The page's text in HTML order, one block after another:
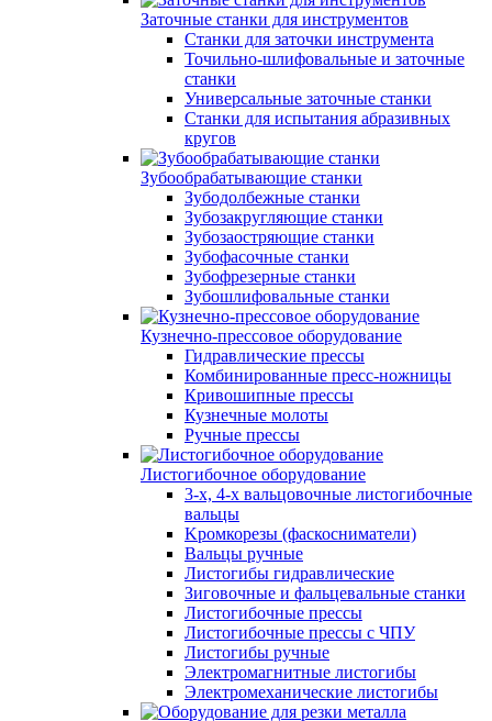
Заточные станки для инструментов
Станки для заточки инструмента
Точильно-шлифовальные и заточные
станки
Универсальные заточные станки
Станки для испытания абразивных
кругов
Зубообрабатывающие станки
Зубодолбежные станки
Зубозакругляющие станки
Зубозаостряющие станки
Зубофасочные станки
Зубофрезерные станки
Зубошлифовальные станки
Кузнечно-прессовое оборудование
Гидравлические прессы
Комбинированные пресс-ножницы
Кривошипные прессы
Кузнечные молоты
Ручные прессы
Листогибочное оборудование
3-х, 4-х вальцовочные листогибочные
вальцы
Kромкорезы (фаскосниматели)
Вальцы ручные
Листогибы гидравлические
Зиговочные и фальцевальные станки
Листогибочные прессы
Листогибочные прессы с ЧПУ
Листогибы ручные
Электромагнитные листогибы
Электромеханические листогибы